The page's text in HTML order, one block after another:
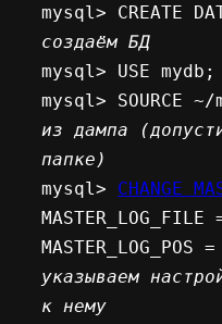
mysql> CREATE
создаём БД
mysql> USE mydb;
mysql> SOURCE
из дампа
папке)
mysql> CHANGE
MASTER_LOG_POS =
указываем
к нему